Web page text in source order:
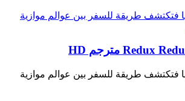
فتكتشف طريقة للسفر بين عوالم موازية
فتكتشف طريقة للسفر بين عوالم موازية